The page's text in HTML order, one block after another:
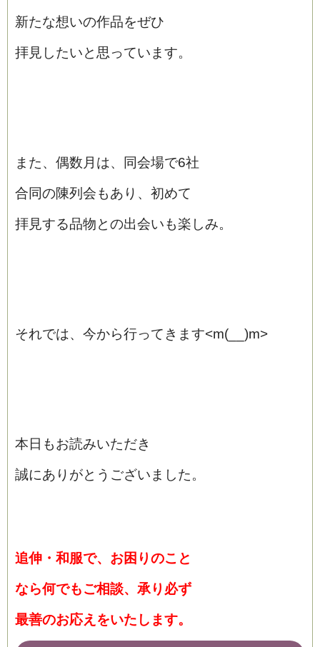
新たな想いの作品をぜひ
拝見したいと思っています。
また、偶数月は、同会場で6社
合同の陳列会もあり、初めて
拝見する品物との出会いも楽しみ。
それでは、今から行ってきます<m(__)m>
本日もお読みいただき
誠にありがとうございました。
追伸・和服で、お困りのこと
なら何でもご相談、承り必ず
最善のお応えをいたします。